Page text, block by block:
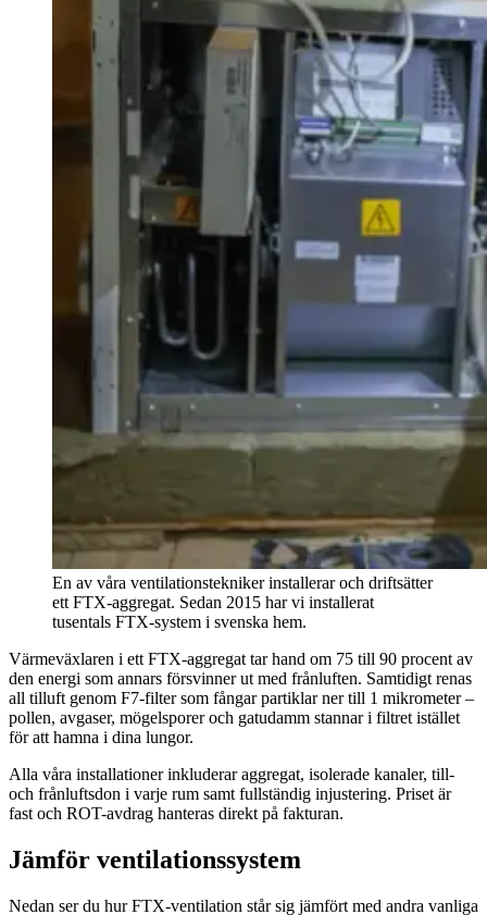
En av våra ventilationstekniker installerar och driftsätter
ett FTX-aggregat. Sedan 2015 har vi installerat
tusentals FTX-system i svenska hem.
Värmeväxlaren i ett FTX-aggregat tar hand om 75 till 90 procent av
den energi som annars försvinner ut med frånluften. Samtidigt renas
all tilluft genom F7-filter som fångar partiklar ner till 1 mikrometer –
pollen, avgaser, mögel­sporer och gatudamm stannar i filtret istället
för att hamna i dina lungor.
Alla våra installationer inkluderar aggregat, isolerade kanaler, till-
och frånluftsdon i varje rum samt fullständig injustering. Priset är
fast och ROT-avdrag hanteras direkt på fakturan.
Jämför ventilationssystem
Nedan ser du hur FTX-ventilation står sig jämfört med andra vanliga